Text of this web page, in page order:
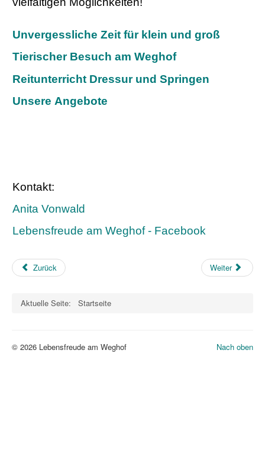
Unvergessliche Zeit für klein und groß
Tierischer Besuch am Weghof
Reitunterricht Dressur und Springen
Unsere Angebote
Kontakt:
Anita Vonwald
Lebensfreude am Weghof - Facebook
Zurück Weiter
Aktuelle Seite: Startseite
Nach oben
© 2026 Lebensfreude am Weghof